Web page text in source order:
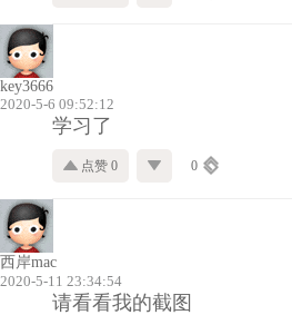
key3666
2020-5-6 09:52:12
学习了
点赞 0 0
西岸mac
2020-5-11 23:34:54
请看看我的截图